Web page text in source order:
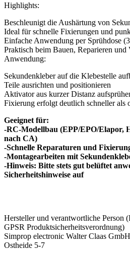
Highlights:
Beschleunigt die Aushärtung von
Ideal für schnelle Fixierungen und
Einfache Anwendung per Sprühdose
Praktisch beim Bauen, Reparieren
Anwendung:
Sekundenkleber auf die Klebestelle
Teile ausrichten und positionieren
Aktivator aus kurzer Distanz
Fixierung erfolgt deutlich schneller als
Geeignet für:
-RC-Modellbau (EPP/EPO/Elapor,
nach CA)
-Schnelle Reparaturen und
-Montagearbeiten mit
-Hinweis: Bitte stets gut belüftet
Sicherheitshinweise auf
Hersteller und verantwortliche Person
GPSR Produktsicherheitsverordnung)
Simprop electronic Walter Claas
Ostheide 5-7